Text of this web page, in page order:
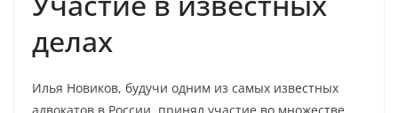
делах
Илья Новиков, будучи одним из самых известных